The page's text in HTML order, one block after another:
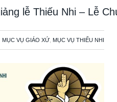
lễ Thiếu Nhi – Lễ
MỤC VỤ GIÁO XỨ MỤC VỤ THIẾU NHI